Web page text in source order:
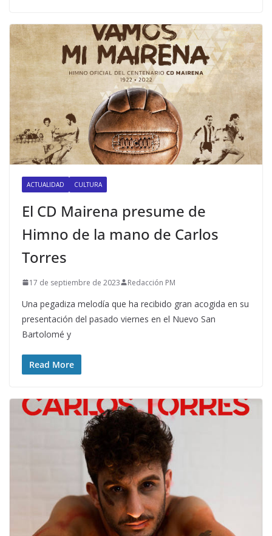
ACTUALIDAD CULTURA
El CD Mairena presume de
Himno de la mano de Carlos
Torres
17 de septiembre de 2023 Redacción PM
Una pegadiza melodía que ha recibido gran acogida en su
presentación del pasado viernes en el Nuevo San
Bartolomé y
Read More